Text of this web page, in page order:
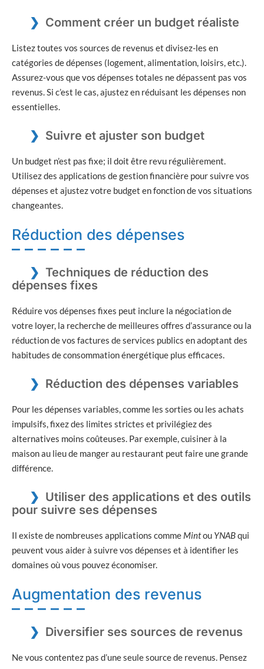
Comment créer un budget réaliste
Listez toutes vos sources de revenus et divisez-les en
catégories de dépenses (logement, alimentation, loisirs, etc.).
Assurez-vous que vos dépenses totales ne dépassent pas vos
revenus. Si c’est le cas, ajustez en réduisant les dépenses non
essentielles.
Suivre et ajuster son budget
Un budget n’est pas fixe; il doit être revu régulièrement.
Utilisez des applications de gestion financière pour suivre vos
dépenses et ajustez votre budget en fonction de vos situations
changeantes.
Réduction des dépenses
Techniques de réduction des
dépenses fixes
Réduire vos dépenses fixes peut inclure la négociation de
votre loyer, la recherche de meilleures offres d’assurance ou la
réduction de vos factures de services publics en adoptant des
habitudes de consommation énergétique plus efficaces.
Réduction des dépenses variables
Pour les dépenses variables, comme les sorties ou les achats
impulsifs, fixez des limites strictes et privilégiez des
alternatives moins coûteuses. Par exemple, cuisiner à la
maison au lieu de manger au restaurant peut faire une grande
différence.
Utiliser des applications et des outils
pour suivre ses dépenses
Il existe de nombreuses applications comme Mintou YNABqui
peuvent vous aider à suivre vos dépenses et à identifier les
domaines où vous pouvez économiser.
Augmentation des revenus
Diversifier ses sources de revenus
Ne vous contentez pas d’une seule source de revenus. Pensez